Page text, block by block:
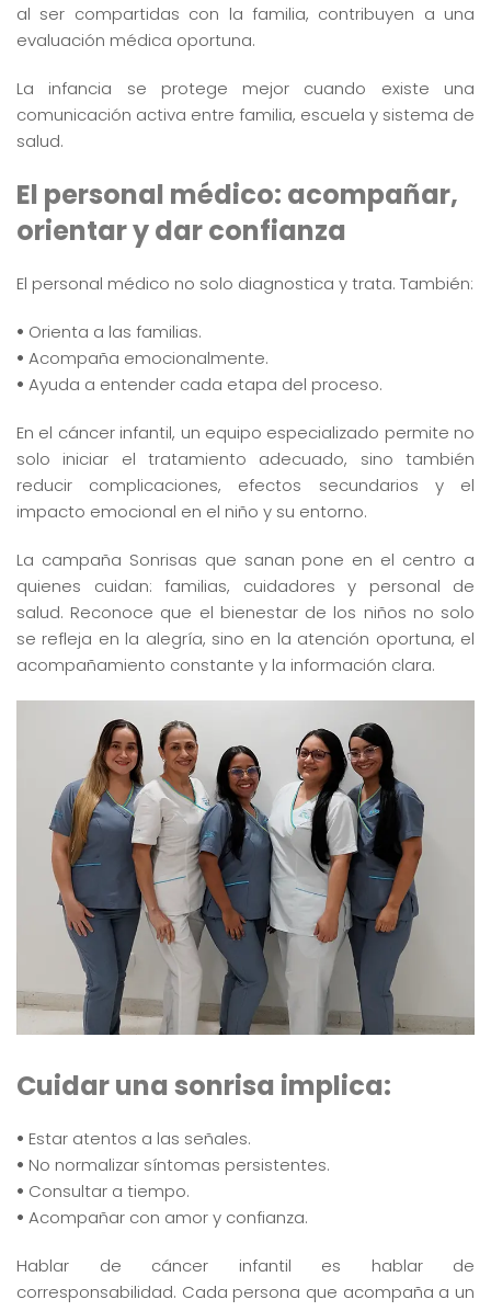
al ser compartidas con la familia, contribuyen a una
evaluación médica oportuna.
La infancia se protege mejor cuando existe una
comunicación activa entre familia, escuela y sistema de
salud.
El personal médico: acompañar,
orientar y dar confianza
El personal médico no solo diagnostica y trata. También:
• Orienta a las familias.
• Acompaña emocionalmente.
• Ayuda a entender cada etapa del proceso.
En el cáncer infantil, un equipo especializado permite no
solo iniciar el tratamiento adecuado, sino también
reducir complicaciones, efectos secundarios y el
impacto emocional en el niño y su entorno.
La campaña Sonrisas que sanan pone en el centro a
quienes cuidan: familias, cuidadores y personal de
salud. Reconoce que el bienestar de los niños no solo
se refleja en la alegría, sino en la atención oportuna, el
acompañamiento constante y la información clara.
Cuidar una sonrisa implica:
• Estar atentos a las señales.
• No normalizar síntomas persistentes.
• Consultar a tiempo.
• Acompañar con amor y confianza.
Hablar de cáncer infantil es hablar de
corresponsabilidad. Cada persona que acompaña a un